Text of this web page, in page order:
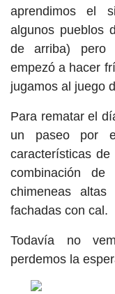
aprendimos el
algunos pueblos
de arriba) pero
empezó a hacer
jugamos al juego
Para rematar el
un paseo por
características
combinación
chimeneas
fachadas con cal.
Todavía no
perdemos la